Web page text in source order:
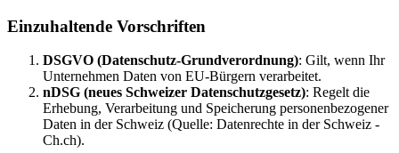
Einzuhaltende Vorschriften
DSGVO (Datenschutz-Grundverordnung): Gilt, wenn Ihr
Unternehmen Daten von EU-Bürgern verarbeitet.
nDSG (neues Schweizer Datenschutzgesetz): Regelt die
Erhebung, Verarbeitung und Speicherung personenbezogener
Daten in der Schweiz (Quelle: Datenrechte in der Schweiz -
Ch.ch).